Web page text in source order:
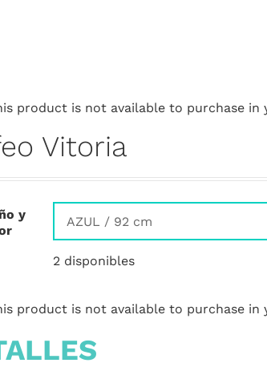
product is not available to purchase in
Vitoria
y
2 disponibles
product is not available to purchase in